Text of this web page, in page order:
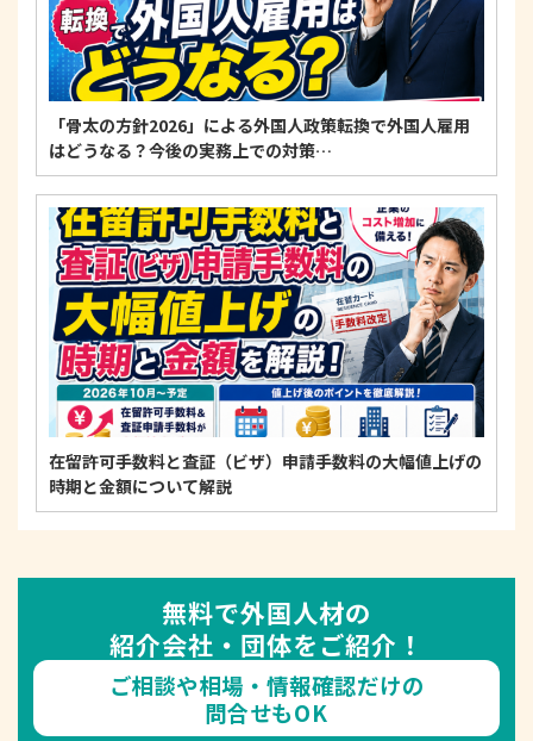
「骨太の方針2026」による外国人政策転換で外国人雇用
はどうなる？今後の実務上での対策…
在留許可手数料と査証（ビザ）申請手数料の大幅値上げの
時期と金額について解説
無料で外国人材の
紹介会社・団体をご紹介！
ご相談や相場・情報確認だけの
問合せもOK